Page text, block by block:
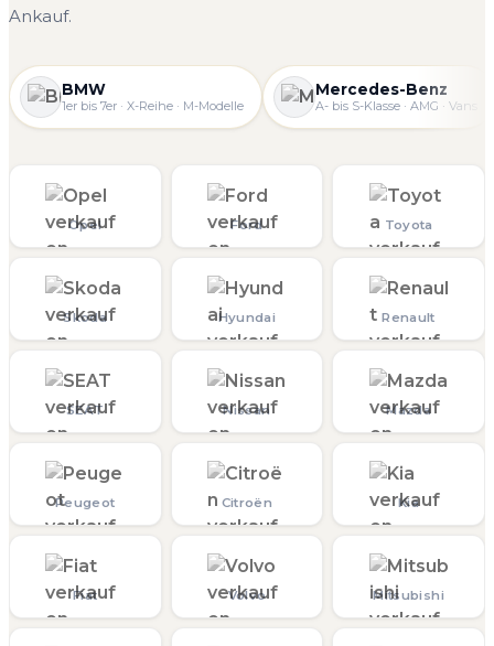
Ankauf.
BMW
1er bis 7er · X-Reihe · M-Modelle
Mercedes-Benz
A- bis S-Klasse · AMG · Vans
Opel Ford Toyota
Skoda Hyundai Renault
SEAT Nissan Mazda
Peugeot Citroën Kia
Fiat Volvo Mitsubishi